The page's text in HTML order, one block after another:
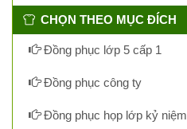
CHỌN THEO MỤC ĐÍCH
Đồng phục lớp 5 cấp 1
Đồng phục công ty
Đồng phục họp lớp kỷ niệm